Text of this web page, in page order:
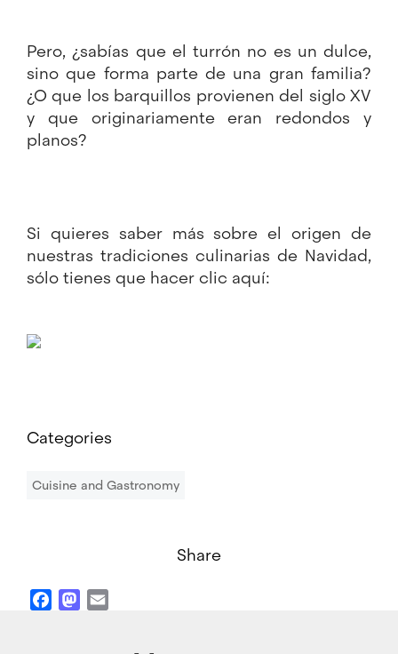
Pero, ¿sabías que el turrón no es un dulce,
sino que forma parte de una gran familia?
¿O que los barquillos provienen del siglo XV
y que originariamente eran redondos y
planos?
Si quieres saber más sobre el origen de
nuestras tradiciones culinarias de Navidad,
sólo tienes que hacer clic aquí:
Categories
Cuisine and Gastronomy
Share
FacebookMastodon